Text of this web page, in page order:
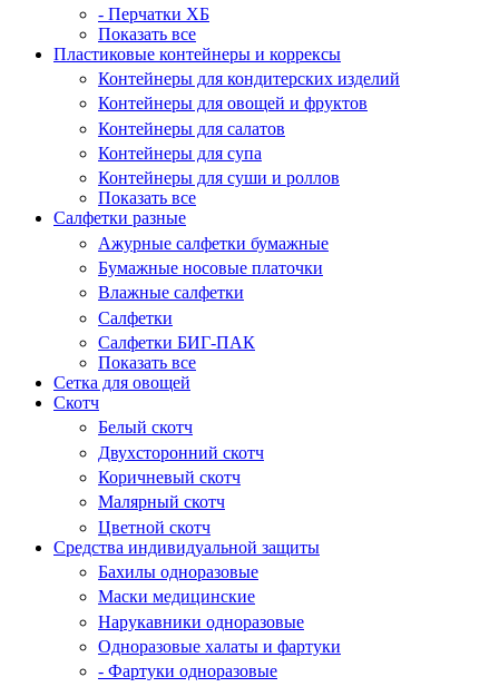
- Перчатки ХБ
Показать все
Пластиковые контейнеры и коррексы
Контейнеры для кондитерских изделий
Контейнеры для овощей и фруктов
Контейнеры для салатов
Контейнеры для супа
Контейнеры для суши и роллов
Показать все
Салфетки разные
Ажурные салфетки бумажные
Бумажные носовые платочки
Влажные салфетки
Салфетки
Салфетки БИГ-ПАК
Показать все
Сетка для овощей
Скотч
Белый скотч
Двухсторонний скотч
Коричневый скотч
Малярный скотч
Цветной скотч
Средства индивидуальной защиты
Бахилы одноразовые
Маски медицинские
Нарукавники одноразовые
Одноразовые халаты и фартуки
- Фартуки одноразовые